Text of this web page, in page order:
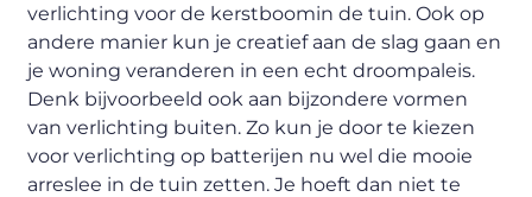
verlichting voor de kerstboomin de tuin. Ook op
andere manier kun je creatief aan de slag gaan en
je woning veranderen in een echt droompaleis.
Denk bijvoorbeeld ook aan bijzondere vormen
van verlichting buiten. Zo kun je door te kiezen
voor verlichting op batterijen nu wel die mooie
arreslee in de tuin zetten. Je hoeft dan niet te